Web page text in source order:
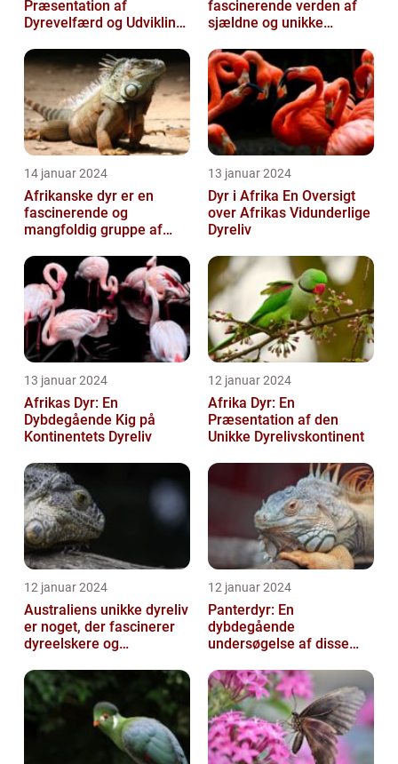
Præsentation af
Dyrevelfærd og Udvikling
fascinerende verden af
sjældne og unikke
14 januar 2024
Afrikanske dyr er en
fascinerende og
mangfoldig gruppe af
dyreejere og dy...
13 januar 2024
Dyr i Afrika En Oversigt
over Afrikas Vidunderlige
Dyreliv
13 januar 2024
Afrikas Dyr: En
Dybdegående Kig på
Kontinentets Dyreliv
12 januar 2024
Afrika Dyr: En
Præsentation af den
Unikke Dyrelivskontinent
12 januar 2024
Australiens unikke dyreliv
er noget, der fascinerer
dyreelskere og
hele verden
12 januar 2024
Panterdyr: En
dybdegående
undersøgelse af disse